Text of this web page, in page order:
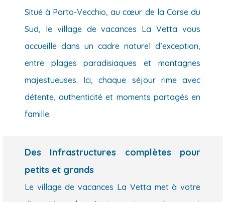
Situé à Porto-Vecchio, au cœur de la Corse du
Sud, le village de vacances La Vetta vous
accueille dans un cadre naturel d’exception,
entre plages paradisiaques et montagnes
majestueuses. Ici, chaque séjour rime avec
détente, authenticité et moments partagés en
famille.
Des Infrastructures complètes pour
petits et grands
Le village de vacances La Vetta met à votre